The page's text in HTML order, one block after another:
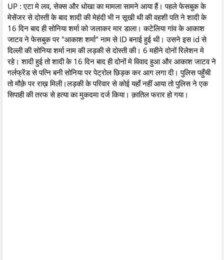
UP : एटा मे लव, सेक्स और धोखा का मामला सामने आया हैं। पहले फेसबुक के
मेसेंजर से दोस्ती के बाद शादी की मेहंदी भी न सूखी थी की वहशी पति ने शादी के
16 दिन बाद ही सोनिया शर्मा को जलाकर मार डाला। कटेलिया गांव के आकाश
जाटव ने फेसबुक पर "आकाश शर्मा" नाम से ID बनाई हुई थी। उसने इस id से
दिल्ली की सोनिया शर्मा नाम की लड़की से दोस्ती की। 6 महीने दोनों रिलेशन मे
रहे। शादी हुई तो शादी के 16 दिन बाद ही दोनों मे विवाद हुआ और आकाश जाटव ने
गर्लफ्रेंड से पत्नि बनी सोनिया पर पेट्रोल छिड़क कर आग लगा दी। पुलिस पहुँची
तो मौक़े पर राख़ मिली।लड़की के परिवार से कोई यहाँ नहीं आया तो पुलिस ने एक
सिपाही की तरफ से हत्या का मुकदमा दर्ज किया। क़ातिल फरार हो गया।